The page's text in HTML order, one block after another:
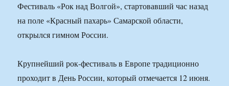
Фестиваль «Рок над Волгой», стартовавший час назад
на поле «Красный пахарь» Самарской области,
открылся гимном России.
Крупнейший рок-фестиваль в Европе традиционно
проходит в День России, который отмечается 12 июня.